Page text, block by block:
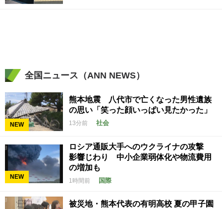
全国ニュース（ANN NEWS）
NEW
熊本地震 八代市で亡くなった男性遺族
の思い「笑った顔いっぱい見たかった」
13分前 社会
NEW
ロシア通販大手へのウクライナの攻撃
影響じわり 中小企業弱体化や物流費用
の増加も
1時間前 国際
被災地・熊本代表の有明高校 夏の甲子園